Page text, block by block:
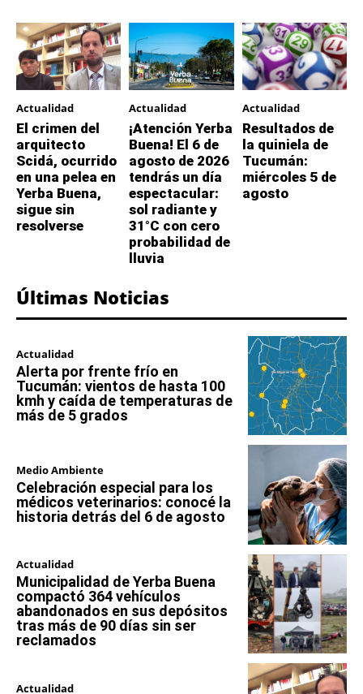
Actualidad
El crimen del
arquitecto
Scidá, ocurrido
en una pelea en
Yerba Buena,
sigue sin
resolverse
Actualidad
¡Atención Yerba
Buena! El 6 de
agosto de 2026
tendrás un día
espectacular:
sol radiante y
31°C con cero
probabilidad de
lluvia
Actualidad
Resultados de
la quiniela de
Tucumán:
miércoles 5 de
agosto
Últimas Noticias
Actualidad
Alerta por frente frío en
Tucumán: vientos de hasta 100
kmh y caída de temperaturas de
más de 5 grados
Medio Ambiente
Celebración especial para los
médicos veterinarios: conocé la
historia detrás del 6 de agosto
Actualidad
Municipalidad de Yerba Buena
compactó 364 vehículos
abandonados en sus depósitos
tras más de 90 días sin ser
reclamados
Actualidad